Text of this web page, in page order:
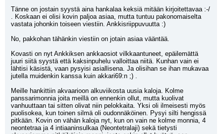
Tänne on jostain syystä aina hankalaa keksiä mitään kirjoitettavaa :-/
. Koskaan ei olisi kovin paljoa asiaa, mutta tuntuu pakonomaiselta
vastata johonkin toiseen viestiin. Ankkisriippuvuutta :)
No, pakkohan tähänkin viestiin on jotain asiaa vääntää.
Kovasti on nyt Ankkiksen ankkaosiot vilkkaantuneet, epäilemättä
juuri siitä syystä että kaksinpuhelu valloittaa niitä. Kunhan vain ei
lähtisi käsistä, vaan pysyisi asiallisena. Ja olisihan se ihan mukavaa
jutella muidenkin kanssa kuin akkari69:n ;) .
Meille hankittiin akvaarioon alkuviikosta uusia kaloja. Kolme
panssarimonnia joita meillä on ennenkin ollut, mutta kuolivat
vanhuuttaan tai sitten olivat niin pelokkaita. Yksi oli ilmeisesti myös
puolisokea, kun toinen silmä oli oudonnäköinen. Pysyi silti hengissä
pitkään. Kovin on vähän kaloja nyt, kun on vain ne kolme monnia, 4
neontetraa ja 4 intiaaninsulkaa (Neontetralaji) sekä tietysti